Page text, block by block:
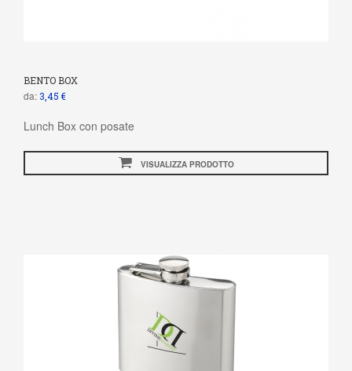
BENTO BOX
da: 3,45 €
Lunch Box con posate
VISUALIZZA PRODOTTO